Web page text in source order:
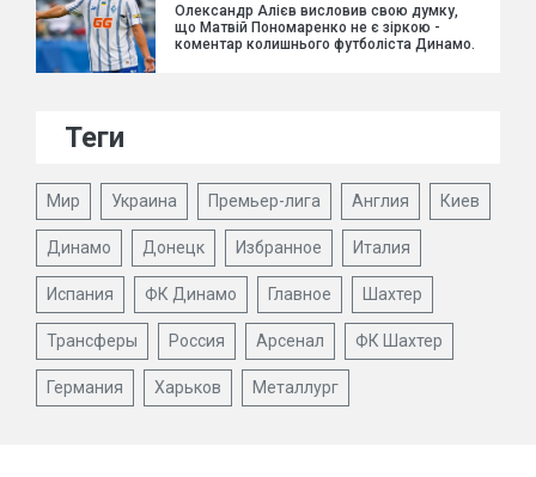
Олександр Алієв висловив свою думку,
що Матвій Пономаренко не є зіркою -
коментар колишнього футболіста Динамо.
Теги
Мир Украина Премьер-лига Англия Киев
Динамо Донецк Избранное Италия
Испания ФК Динамо Главное Шахтер
Трансферы Россия Арсенал ФК Шахтер
Германия Харьков Металлург